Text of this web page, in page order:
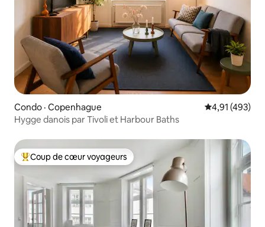
Condo · Copenhague Note
4,91 (493)
Hygge danois par Tivoli et Harbour Baths
Coup de cœur voyageurs parmi les plus aimés
Coup de cœur voyageurs